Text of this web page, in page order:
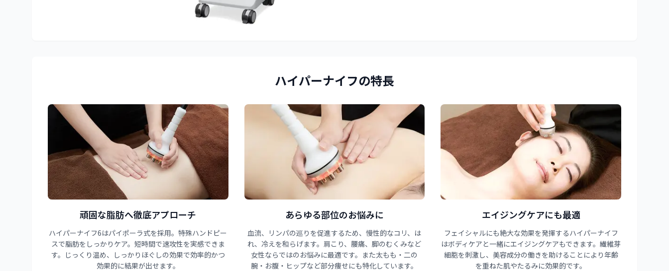
ハイパーナイフの特長
頑固な脂肪へ徹底アプローチ
ハイパーナイフ6はパイポーラ式を採用。特殊ハンドピー
スで脂肪をしっかりケア。短時間で速攻性を実感できま
す。じっくり温め、しっかりほぐしの効果で効率的かつ
効果的に結果が出せます。
あらゆる部位のお悩みに
血流、リンパの巡りを促進するため、慢性的なコリ、は
れ、冷えを和らげます。肩こり、腰痛、脚のむくみなど
女性ならではのお悩みに最適です。また太もも・二の
腕・お腹・ヒップなど部分痩せにも特化しています。
エイジングケアにも最適
フェイシャルにも絶大な効果を発揮するハイパーナイフ
はボディケアと一緒にエイジングケアもできます。繊維芽
細胞を刺激し、美容成分の働きを助けることにより年齢
を重ねた肌やたるみに効果的です。